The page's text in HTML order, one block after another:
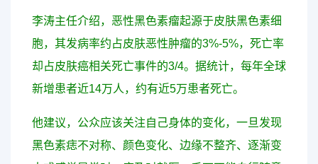
李涛主任介绍，恶性黑色素瘤起源于皮肤黑色素细
胞，其发病率约占皮肤恶性肿瘤的3%-5%，死亡率
却占皮肤癌相关死亡事件的3/4。据统计，每年全球
新增患者近14万人，约有近5万患者死亡。
他建议，公众应该关注自己身体的变化，一旦发现
黑色素痣不对称、颜色变化、边缘不整齐、逐渐变